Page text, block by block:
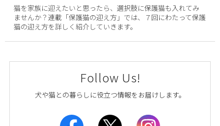
猫を家族に迎えたいと思ったら、選択肢に保護猫も入れてみ
ませんか？連載「保護猫の迎え方」では、７回にわたって保護
猫の迎え方を詳しく紹介していきます。
Follow Us!
犬や猫との暮らしに役立つ情報をお届けします。